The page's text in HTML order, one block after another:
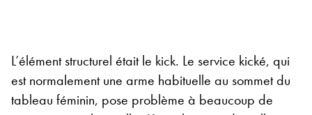
L’élément structurel était le kick. Le service kické, qui
est normalement une arme habituelle au sommet du
tableau féminin, pose problème à beaucoup de